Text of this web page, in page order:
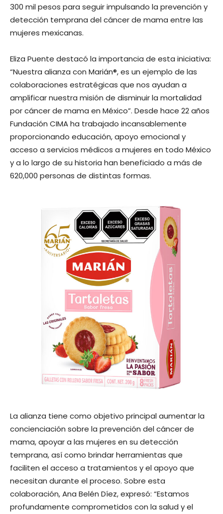
300 mil pesos para seguir impulsando la prevención y
detección temprana del cáncer de mama entre las
mujeres mexicanas.
Eliza Puente destacó la importancia de esta iniciativa:
“Nuestra alianza con Marián®, es un ejemplo de las
colaboraciones estratégicas que nos ayudan a
amplificar nuestra misión de disminuir la mortalidad
por cáncer de mama en México”. Desde hace 22 años
Fundación CIMA ha trabajado incansablemente
proporcionando educación, apoyo emocional y
acceso a servicios médicos a mujeres en todo México
y a lo largo de su historia han beneficiado a más de
620,000 personas de distintas formas.
La alianza tiene como objetivo principal aumentar la
concienciación sobre la prevención del cáncer de
mama, apoyar a las mujeres en su detección
temprana, así como brindar herramientas que
faciliten el acceso a tratamientos y el apoyo que
necesitan durante el proceso. Sobre esta
colaboración, Ana Belén Díez, expresó: “Estamos
profundamente comprometidos con la salud y el